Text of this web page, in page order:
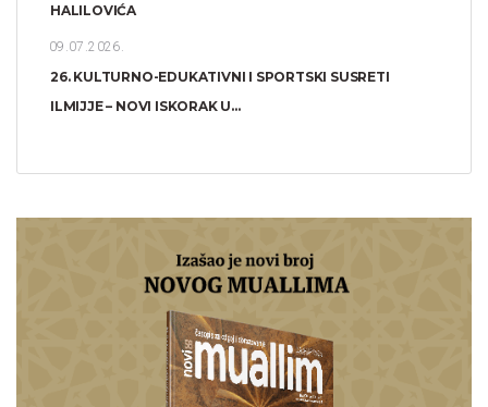
HALILOVIĆA
09.07.2026.
26. KULTURNO-EDUKATIVNI I SPORTSKI SUSRETI
ILMIJJE – NOVI ISKORAK U...